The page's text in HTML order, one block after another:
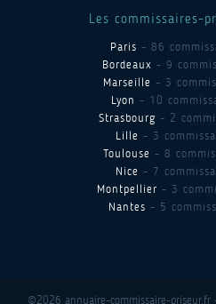
Les commissaires-
Paris - 86
Bordeaux - 9
Marseille - 3
Lyon - 10
Strasbourg - 2
Lille - 3
Toulouse - 8
Nice - 7
Montpellier - 3
Nantes - 5
©2026 annuaire-commissaire-